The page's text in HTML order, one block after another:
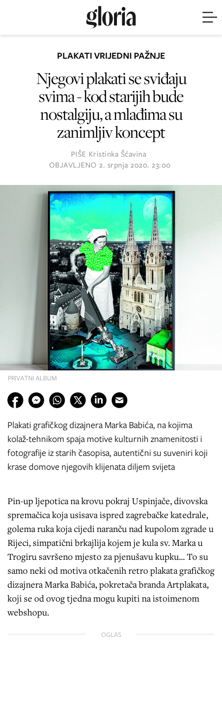
PRIVATNI ALBUM
PLAKATI VRIJEDNI PAŽNJE
Njegovi plakati se sviđaju
svima - kod starijih bude
nostalgiju, a mlađima su
zanimljiv koncept
PIŠE Kristinka Šćavina
OBJAVLJENO 2. srpnja 2020. 23:00
Plakati grafičkog dizajnera Marka Babića, na kojima
kolaž-tehnikom spaja motive kulturnih znamenitosti i
fotografije iz starih časopisa, autentični su suveniri koji
krase domove njegovih klijenata diljem svijeta
Pin-up ljepotica na krovu pokraj Uspinjače, divovska
spremačica koja usisava ispred zagrebačke katedrale,
golema ruka koja cijedi naranču nad kupolom zgrade u
Rijeci, simpatični brkajlija kojem je kula sv. Marka u
Trogiru savršeno mjesto za pjenušavu kupku... To su
samo neki od motiva otkačenih retro plakata grafičkog
dizajnera Marka Babića, pokretača branda Artplakata,
koji se od ovog tjedna mogu kupiti na istoimenom
webshopu.
OGLAS